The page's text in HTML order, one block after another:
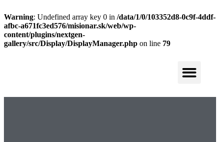
Warning: Undefined array key 0 in /data/1/0/103352d8-0c9f-4ddf-
afbc-a671fc3ed576/misionar.sk/web/wp-
content/plugins/nextgen-
gallery/src/Display/DisplayManager.php on line 79